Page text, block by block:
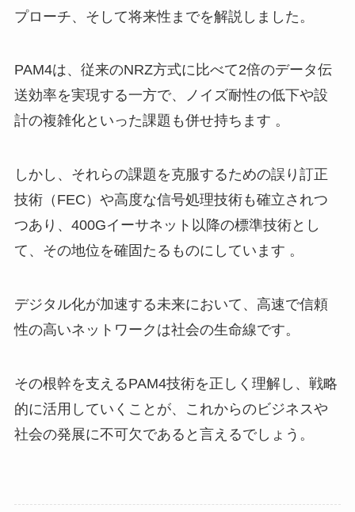
プローチ、そして将来性までを解説しました。
PAM4は、従来のNRZ方式に比べて2倍のデータ伝
送効率を実現する一方で、ノイズ耐性の低下や設
計の複雑化といった課題も併せ持ちます 。
しかし、それらの課題を克服するための誤り訂正
技術（FEC）や高度な信号処理技術も確立されつ
つあり、400Gイーサネット以降の標準技術とし
て、その地位を確固たるものにしています 。
デジタル化が加速する未来において、高速で信頼
性の高いネットワークは社会の生命線です。
その根幹を支えるPAM4技術を正しく理解し、戦略
的に活用していくことが、これからのビジネスや
社会の発展に不可欠であると言えるでしょう。